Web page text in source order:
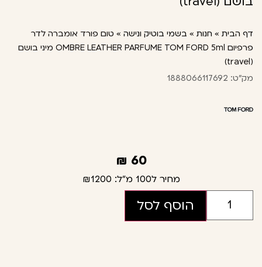
דף הבית » חנות » בשמי בוטיק ונישה » טום פורד אומברה לדר
פרפיום OMBRE LEATHER PARFUME TOM FORD 5ml מיני בושם
(travel)
מק"ט: 1888066117692
60
₪
מחיר ל100 מ"ל: ₪1200
הוסף לסל